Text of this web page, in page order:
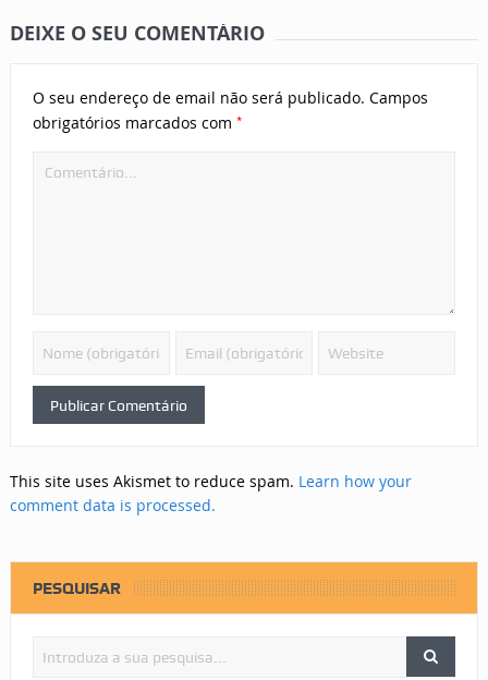
DEIXE O SEU COMENTÁRIO
O seu endereço de email não será publicado. Campos
obrigatórios marcados com *
This site uses Akismet to reduce spam. Learn how your
comment data is processed.
PESQUISAR